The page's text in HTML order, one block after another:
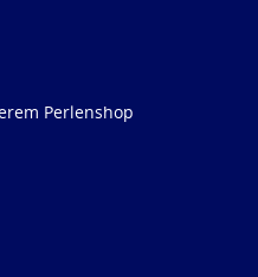
Perlenshop